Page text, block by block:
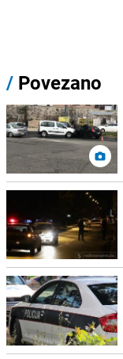
/ Povezano